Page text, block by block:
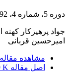
دوره 5، شماره 4، 1392، صفحه
جواد پرهیزکار
امیرحسین قربانی
مشاهده مقاله
اصل مقاله K